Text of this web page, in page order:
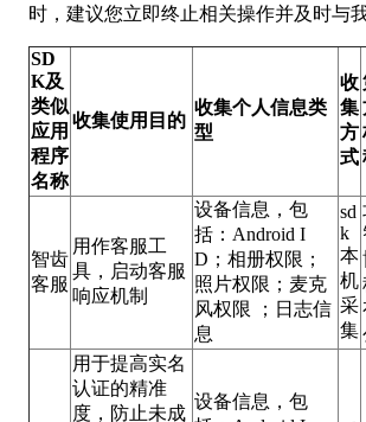
时，建议您立即终止相关操作并及时与
SD
K及
类似
应用
程序
名称
收集使用目的
收集个人信息类
型
收
集
方
式
智齿
客服
用作客服工
具，启动客服
响应机制
设备信息，包
括：Android I
D；相册权限；
照片权限；麦克
风权限 ；日志信
息
sd
k
本
机
采
集
用于提高实名
认证的精准
度，防止未成
设备信息，包